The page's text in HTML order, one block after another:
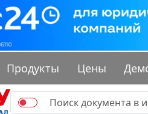
Продукты Цены